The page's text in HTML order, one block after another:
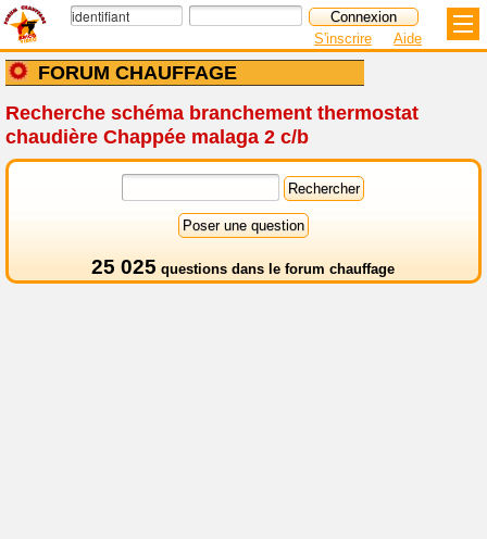
FORUM CHAUFFAGE
S'inscrire Aide
Recherche schéma branchement thermostat
chaudière Chappée malaga 2 c/b
25 025 questions dans le forum chauffage